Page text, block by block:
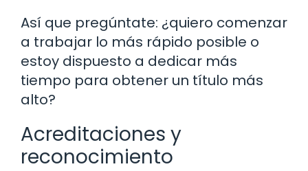
Así que pregúntate: ¿quiero comenzar
a trabajar lo más rápido posible o
estoy dispuesto a dedicar más
tiempo para obtener un título más
alto?
Acreditaciones y
reconocimiento